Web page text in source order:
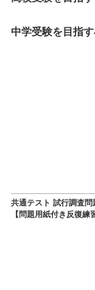
中学受験を目指
共通テスト 試行調査
【問題用紙付き反復練